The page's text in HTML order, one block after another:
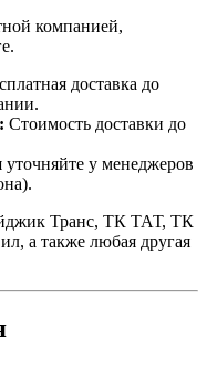
компанией,
доставка до
Стоимость доставки до
уточняйте у менеджеров
Транс, ТК ТАТ, ТК
а также любая другая